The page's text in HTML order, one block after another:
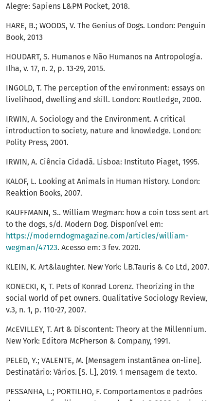
Alegre: Sapiens L&PM Pocket, 2018.
HARE, B.; WOODS, V. The Genius of Dogs. London: Penguin
Book, 2013
HOUDART, S. Humanos e Não Humanos na Antropologia.
Ilha, v. 17, n. 2, p. 13-29, 2015.
INGOLD, T. The perception of the environment: essays on
livelihood, dwelling and skill. London: Routledge, 2000.
IRWIN, A. Sociology and the Environment. A critical
introduction to society, nature and knowledge. London:
Polity Press, 2001.
IRWIN, A. Ciência Cidadã. Lisboa: Instituto Piaget, 1995.
KALOF, L. Looking at Animals in Human History. London:
Reaktion Books, 2007.
KAUFFMANN, S.. William Wegman: how a coin toss sent art
to the dogs, s/d. Modern Dog. Disponível em:
https://moderndogmagazine.com/articles/william-
wegman/47123. Acesso em: 3 fev. 2020.
KLEIN, K. Art&laughter. New York: l.B.Tauris & Co Ltd, 2007.
KONECKI, K, T. Pets of Konrad Lorenz. Theorizing in the
social world of pet owners. Qualitative Sociology Review,
v.3, n. 1, p. 110-27, 2007.
McEVILLEY, T. Art & Discontent: Theory at the Millennium.
New York: Editora McPherson & Company, 1991.
PELED, Y.; VALENTE, M. [Mensagem instantânea on-line].
Destinatário: Vários. [S. l.], 2019. 1 mensagem de texto.
PESSANHA, L.; PORTILHO, F. Comportamentos e padrões